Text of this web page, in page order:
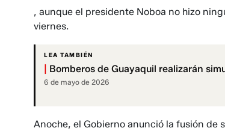
, aunque el presidente Noboa no hizo
viernes.
LEA TAMBIÉN
Bomberos de Guayaquil realizarán
6 de mayo de 2026
Anoche, el Gobierno anunció la fusión de